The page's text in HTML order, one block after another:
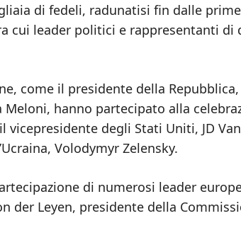
di fedeli, radunatisi fin dalle
cui leader politici e rappresentanti di
come il presidente della
hanno partecipato alla
degli Stati Uniti, JD
Volodymyr Zelensky.
di numerosi leader
der Leyen, presidente della